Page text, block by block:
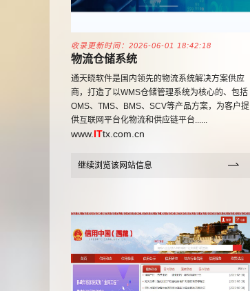
收录更新时间：2026-06-01 18:42:18
物流仓储系统
通天晓软件是国内领先的物流系统解决方案供应
商，打造了以WMS仓储管理系统为核心的、包括
OMS、TMS、BMS、SCV等产品方案，为客户提
供互联网平台化物流和供应链平台......
www. ITtx.com.cn
继续浏览该网站信息